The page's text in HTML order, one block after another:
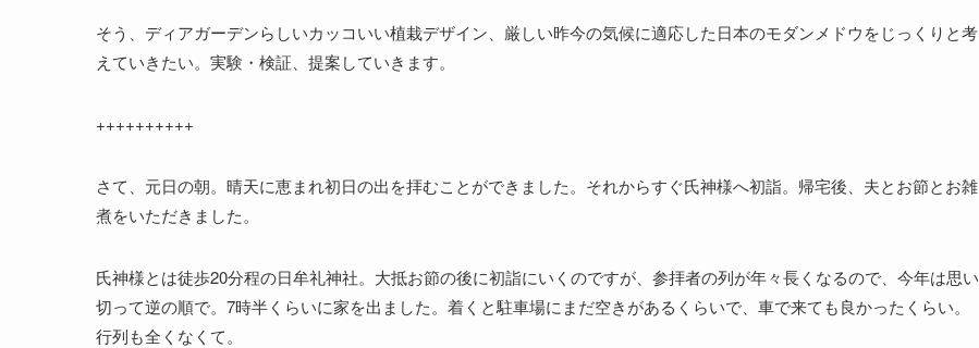
そう、ディアガーデンらしいカッコいい植栽デザイン、厳しい昨今の気候に適応した日本のモダンメドウをじっくりと考
えていきたい。実験・検証、提案していきます。
++++++++++
さて、元日の朝。晴天に恵まれ初日の出を拝むことができました。それからすぐ氏神様へ初詣。帰宅後、夫とお節とお雑
煮をいただきました。
氏神様とは徒歩20分程の日牟礼神社。大抵お節の後に初詣にいくのですが、参拝者の列が年々長くなるので、今年は思い
切って逆の順で。7時半くらいに家を出ました。着くと駐車場にまだ空きがあるくらいで、車で来ても良かったくらい。
行列も全くなくて。